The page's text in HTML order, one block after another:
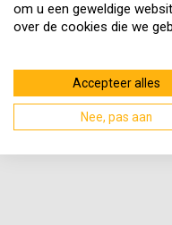
om u een geweldige
over de cookies die we
Accepteer alles
Nee, pas aan